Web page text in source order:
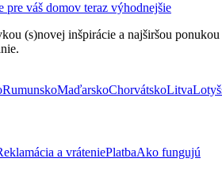
pre váš domov teraz výhodnejšie
(s)novej inšpirácie a najširšou ponukou
RumunskoMaďarskoChorvátskoLitva
a vráteniePlatbaAko fungujú